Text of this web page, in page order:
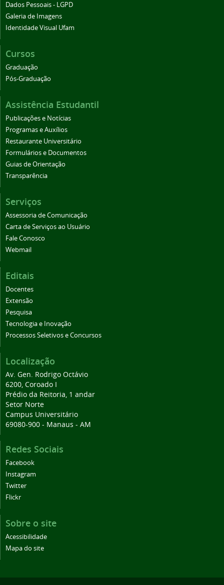
Dados Pessoais - LGPD
Galeria de Imagens
Identidade Visual Ufam
Cursos
Graduação
Pós-Graduação
Assistência Estudantil
Publicações e Notícias
Programas e Auxílios
Restaurante Universitário
Formulários e Documentos
Guias de Orientação
Transparência
Serviços
Assessoria de Comunicação
Carta de Serviços ao Usuário
Fale Conosco
Webmail
Editais
Docentes
Extensão
Pesquisa
Tecnologia e Inovação
Processos Seletivos e Concursos
Localização
Av. Gen. Rodrigo Octávio
6200, Coroado I
Prédio da Reitoria, 1 andar
Setor Norte
Campus Universitário
69080-900 - Manaus - AM
Redes Sociais
Facebook
Instagram
Twitter
Flickr
Sobre o site
Acessibilidade
Mapa do site